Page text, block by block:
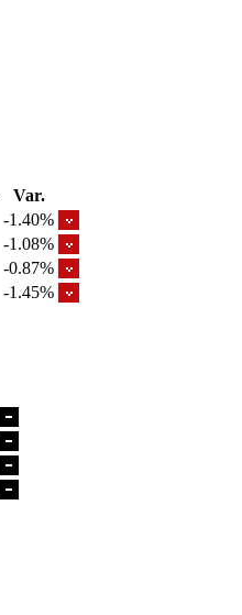
Var.
-1.40%
-1.08%
-0.87%
-1.45%